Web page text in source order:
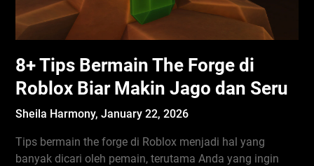
8+ Tips Bermain The Forge di
Roblox Biar Makin Jago dan Seru
Sheila Harmony,January 22, 2026
Tips bermain the forge di Roblox menjadi hal yang
banyak dicari oleh pemain, terutama Anda yang ingin